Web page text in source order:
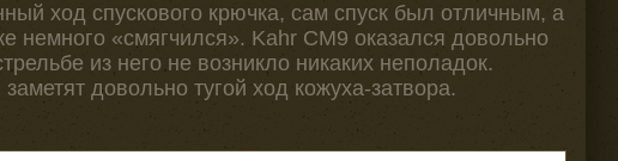
ход спускового крючка, сам спуск был отличным, а
немного «смягчился». Kahr CM9 оказался довольно
из него не возникло никаких неполадок.
довольно тугой ход кожуха-затвора.